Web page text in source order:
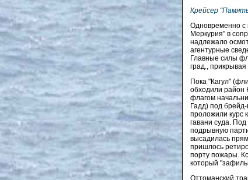
Крейсер
Одновременно с
Меркурия" в
надлежало
агентурные
Главные силы
град.,
Пока "Кагул"
обходили район
флагом
Гадд) под
проложили курс
гавани суда.
подрывную
высадилась
пришлось
порту пожары.
который
Оттоманский